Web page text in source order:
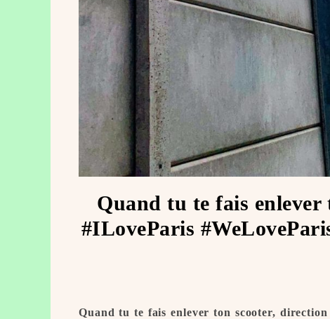
Quand tu te fais
#ILoveParis
Quand tu te fais enlever ton scooter,